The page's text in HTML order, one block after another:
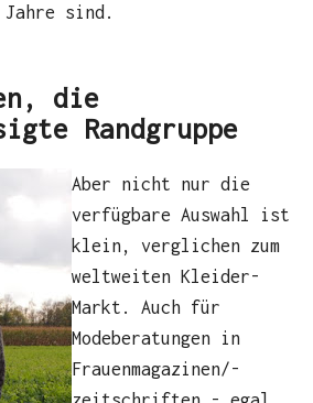
sind.
die
Randgruppe
Aber nicht nur die
verfügbare Auswahl ist
klein, verglichen zum
weltweiten Kleider-
Markt. Auch für
Modeberatungen in
Frauenmagazinen/-